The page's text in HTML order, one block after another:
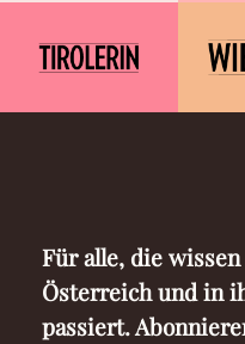
Für alle, die
Österreich und in
passiert.